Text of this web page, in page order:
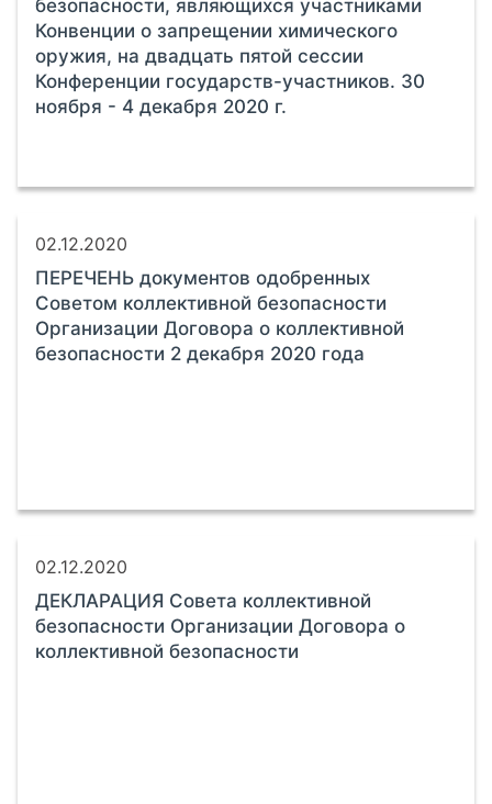
безопасности, являющихся участниками
Конвенции о запрещении химического
оружия, на двадцать пятой сессии
Конференции государств-участников. 30
ноября - 4 декабря 2020 г.
02.12.2020
ПЕРЕЧЕНЬ документов одобренных
Советом коллективной безопасности
Организации Договора о коллективной
безопасности 2 декабря 2020 года
02.12.2020
ДЕКЛАРАЦИЯ Совета коллективной
безопасности Организации Договора о
коллективной безопасности